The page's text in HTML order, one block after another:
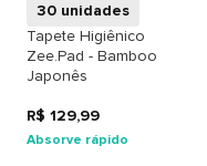
30 unidades
Tapete Higiênico
Zee.Pad - Bamboo
Japonês
R$ 129,99
Absorve rápido